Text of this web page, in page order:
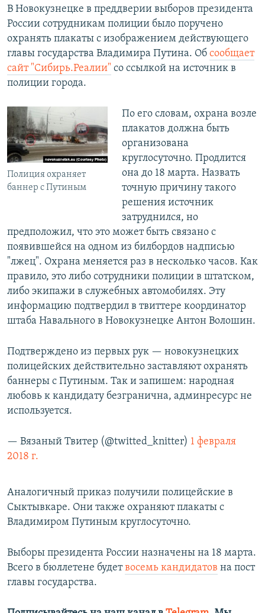
В Новокузнецке в преддверии выборов президента
России сотрудникам полиции было поручено
охранять плакаты с изображением действующего
главы государства Владимира Путина. Об сообщает
сайт "Сибирь.Реалии" со ссылкой на источник в
полиции города.
Полиция охраняет
баннер с Путиным
По его словам, охрана возле
плакатов должна быть
организована
круглосуточно. Продлится
она до 18 марта. Назвать
точную причину такого
решения источник
затруднился, но
предположил, что это может быть связано с
появившейся на одном из билбордов надписью
"лжец". Охрана меняется раз в несколько часов. Как
правило, это либо сотрудники полиции в штатском,
либо экипажи в служебных автомобилях. Эту
информацию подтвердил в твиттере координатор
штаба Навального в Новокузнецке Антон Волошин.
Подтверждено из первых рук — новокузнецких
полицейских действительно заставляют охранять
баннеры с Путиным. Так и запишем: народная
любовь к кандидату безгранична, админресурс не
используется.
— Вязаный Твитер (@twitted_knitter) 1 февраля
2018 г.
Аналогичный приказ получили полицейские в
Сыктывкаре. Они также охраняют плакаты с
Владимиром Путиным круглосуточно.
Выборы президента России назначены на 18 марта.
Всего в бюллетене будетвосемь кандидатов на пост
главы государства.